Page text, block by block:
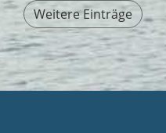
Weitere Einträge